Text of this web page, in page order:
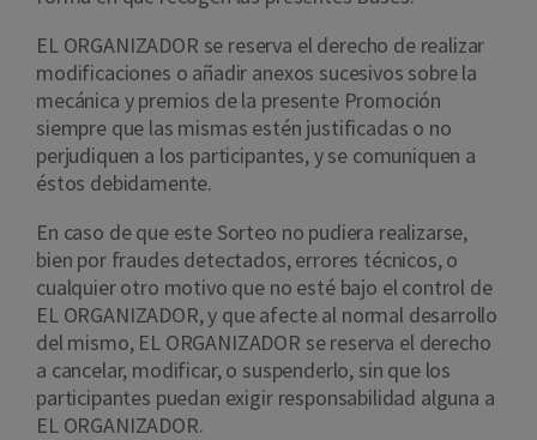
EL ORGANIZADOR se reserva el derecho de realizar
modificaciones o añadir anexos sucesivos sobre la
mecánica y premios de la presente Promoción
siempre que las mismas estén justificadas o no
perjudiquen a los participantes, y se comuniquen a
éstos debidamente.
En caso de que este Sorteo no pudiera realizarse,
bien por fraudes detectados, errores técnicos, o
cualquier otro motivo que no esté bajo el control de
EL ORGANIZADOR, y que afecte al normal desarrollo
del mismo, EL ORGANIZADOR se reserva el derecho
a cancelar, modificar, o suspenderlo, sin que los
participantes puedan exigir responsabilidad alguna a
EL ORGANIZADOR.